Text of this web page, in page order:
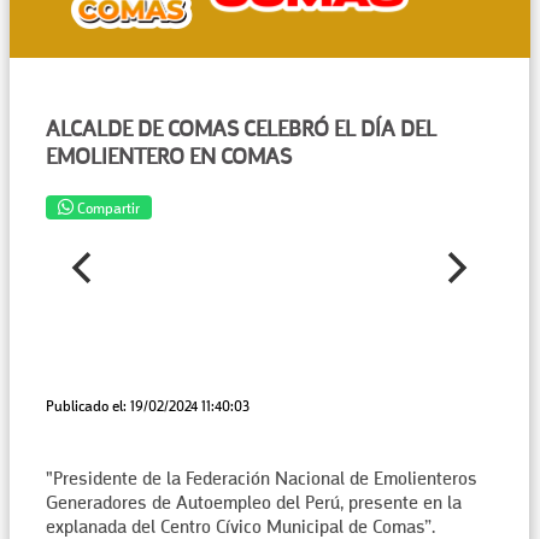
ALCALDE DE COMAS CELEBRÓ EL DÍA DEL
EMOLIENTERO EN COMAS
Compartir
Publicado el: 19/02/2024 11:40:03
"Presidente de la Federación Nacional de Emolienteros
Generadores de Autoempleo del Perú, presente en la
explanada del Centro Cívico Municipal de Comas”.